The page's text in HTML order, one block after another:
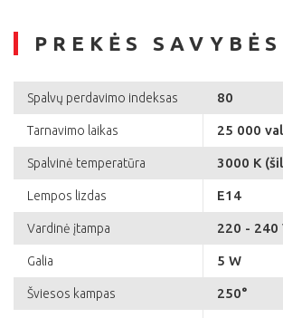
PREKĖS SAVYBĖS
Spalvų perdavimo indeksas 80
Tarnavimo laikas 25 000
Spalvinė temperatūra 3000 K
Lempos lizdas E14
Vardinė įtampa 220 - 240
Galia 5 W
Šviesos kampas 250°